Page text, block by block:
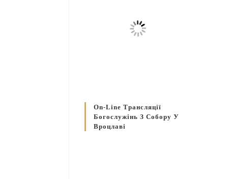
On-Line Трансляції
Богослужінь З Собору У
Вроцлаві